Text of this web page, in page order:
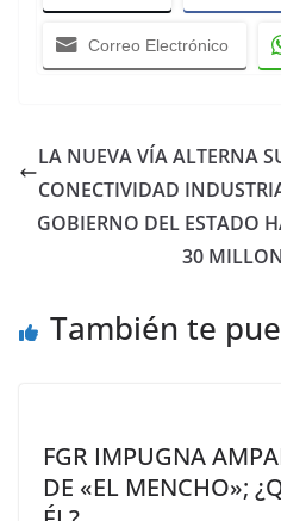
Correo Electrónico
LA NUEVA VÍA ALTERNA
CONECTIVIDAD
GOBIERNO DEL ESTADO
30
También te
FGR IMPUGNA
DE «EL MENCHO»;